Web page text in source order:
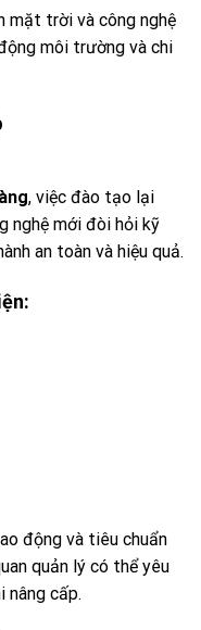
mặt trời và công nghệ
môi trường và chi
, việc đào tạo lại
nghệ mới đòi hỏi kỹ
an toàn và hiệu quả.
động và tiêu chuẩn
quản lý có thể yêu
nâng cấp.